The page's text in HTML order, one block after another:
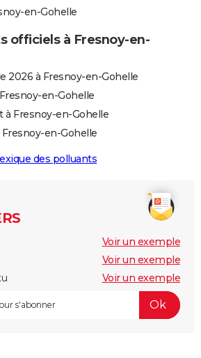
en-Gohelle
officiels à Fresnoy-en-
2026 à Fresnoy-en-Gohelle
en-Gohelle
à Fresnoy-en-Gohelle
Fresnoy-en-Gohelle
des polluants
Voir un exemple
Voir un exemple
Voir un exemple